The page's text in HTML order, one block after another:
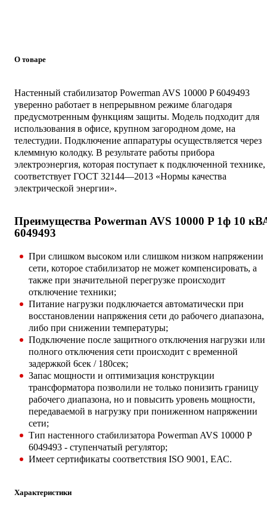
О товаре
Настенный стабилизатор Powerman AVS 10000 P 6049493
уверенно работает в непрерывном режиме благодаря
предусмотренным функциям защиты. Модель подходит для
использования в офисе, крупном загородном доме, на
телестудии. Подключение аппаратуры осуществляется через
клеммную колодку. В результате работы прибора
электроэнергия, которая поступает к подключенной технике,
соответствует ГОСТ 32144―2013 «Нормы качества
электрической энергии».
Преимущества Powerman AVS 10000 P 1ф 10
6049493
При слишком высоком или слишком низком напряжении
сети, которое стабилизатор не может компенсировать, а
также при значительной перегрузке происходит
отключение техники;
Питание нагрузки подключается автоматически при
восстановлении напряжения сети до рабочего диапазона,
либо при снижении температуры;
Подключение после защитного отключения нагрузки или
полного отключения сети происходит с временной
задержкой 6сек / 180сек;
Запас мощности и оптимизация конструкции
трансформатора позволили не только понизить границу
рабочего диапазона, но и повысить уровень мощности,
передаваемой в нагрузку при пониженном напряжении
сети;
Тип настенного стабилизатора Powerman AVS 10000 P
6049493 - ступенчатый регулятор;
Имеет сертификаты соответствия ISO 9001, ЕАС.
Характеристики